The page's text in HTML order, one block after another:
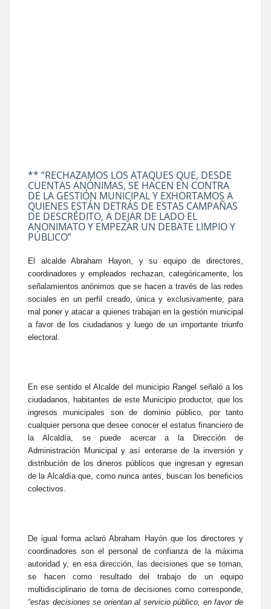
** “RECHAZAMOS LOS ATAQUES QUE, DESDE
CUENTAS ANÓNIMAS, SE HACEN EN CONTRA
DE LA GESTIÓN MUNICIPAL Y EXHORTAMOS A
QUIENES ESTÁN DETRÁS DE ESTAS CAMPAÑAS
DE DESCRÉDITO, A DEJAR DE LADO EL
ANONIMATO Y EMPEZAR UN DEBATE LIMPIO Y
PÚBLICO”
El alcalde Abraham Hayon, y su equipo de directores,
coordinadores y empleados rechazan, categóricamente, los
señalamientos anónimos que se hacen a través de las redes
sociales en un perfil creado, única y exclusivamente, para
mal poner y atacar a quienes trabajan en la gestión municipal
a favor de los ciudadanos y luego de un importante triunfo
electoral.
En ese sentido el Alcalde del municipio Rangel señaló a los
ciudadanos, habitantes de este Municipio productor, que los
ingresos municipales son de dominio público, por tanto
cualquier persona que desee conocer el estatus financiero de
la Alcaldía, se puede acercar a la Dirección de
Administración Municipal y así enterarse de la inversión y
distribución de los dineros públicos que ingresan y egresan
de la Alcaldía que, como nunca antes, buscan los beneficios
colectivos.
De igual forma aclaró Abraham Hayón que los directores y
coordinadores son el personal de confianza de la máxima
autoridad y, en esa dirección, las decisiones que se toman,
se hacen como resultado del trabajo de un equipo
multidisciplinario de toma de decisiones como corresponde,
“estas decisiones se orientan al servicio público, en favor de